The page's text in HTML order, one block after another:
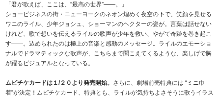
「君が歌えば、ここは、“最高の世界”――。」
ショービジネスの街・ニューヨークのネオン煌めく夜空の下で、笑顔を見せる
ワニのライル、少年ジョシュ、ショーマンのヘクターの姿が。言葉は話せない
けれど、歌で想いを伝えるライルの歌声が少年を救い、やがて奇跡を巻き起こ
す――。込められたのは極上の音楽と感動のメッセージ。ライルのエモーショ
ナルでドラマティックな歌声が、こちらまで聞こえてくるような、楽しげで胸
が躍るビジュアルとなっている。
ムビチケカードは１/２０より発売開始。 さらに、劇場前売特典には “ミニ巾
着”が決定！ムビチケカード、特典とも、ライルが気持ちよさそうに歌うイラス